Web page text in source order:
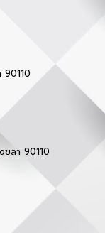
ลา 90110